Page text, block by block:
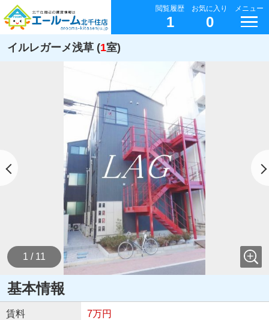
閲覧履歴
1
お気に入り
0
メニュー
イルレガーメ浅草 (1室)
1 / 11
基本情報
賃料 7万円